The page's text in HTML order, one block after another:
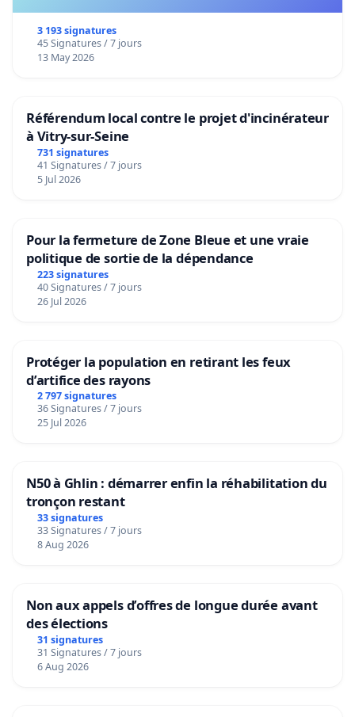
3 193 signatures
45 Signatures / 7 jours
13 May 2026
Référendum local contre le projet d'incinérateur
à Vitry-sur-Seine
731 signatures
41 Signatures / 7 jours
5 Jul 2026
Pour la fermeture de Zone Bleue et une vraie
politique de sortie de la dépendance
223 signatures
40 Signatures / 7 jours
26 Jul 2026
Protéger la population en retirant les feux
d’artifice des rayons
2 797 signatures
36 Signatures / 7 jours
25 Jul 2026
N50 à Ghlin : démarrer enfin la réhabilitation du
tronçon restant
33 signatures
33 Signatures / 7 jours
8 Aug 2026
Non aux appels d’offres de longue durée avant
des élections
31 signatures
31 Signatures / 7 jours
6 Aug 2026